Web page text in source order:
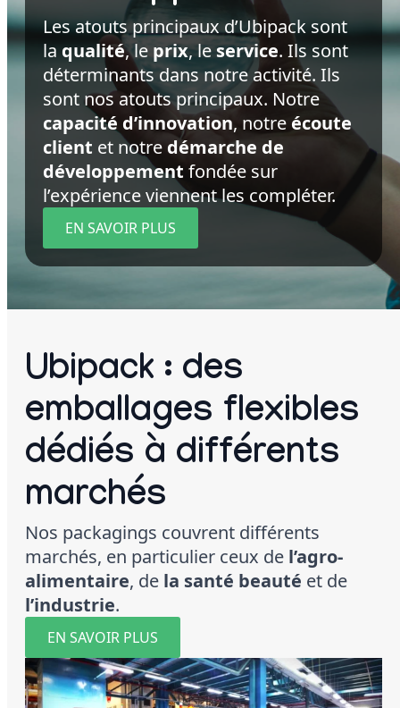
Les atouts principaux d’Ubipack sont
la qualité, le prix, leservice. Ils sont
déterminants dans notre activité. Ils
sont nos atouts principaux. Notre
capacité d’innovation, notre écoute
client et notredémarche de
développement fondée sur
l’expérience viennent les compléter.
EN SAVOIR PLUS
Ubipack : des
emballages flexibles
dédiés à différents
marchés
Nos packagings couvrent différents
marchés, en particulier ceux de l’agro-
alimentaire, de la santé beauté et de
l’industrie.
EN SAVOIR PLUS